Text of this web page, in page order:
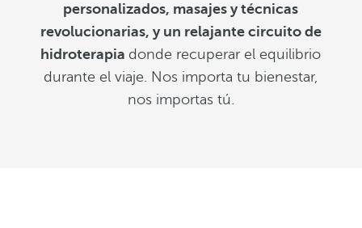
personalizados, masajes y técnicas
revolucionarias, y un relajante circuito de
hidroterapia donde recuperar el equilibrio
durante el viaje. Nos importa tu bienestar,
nos importas tú.